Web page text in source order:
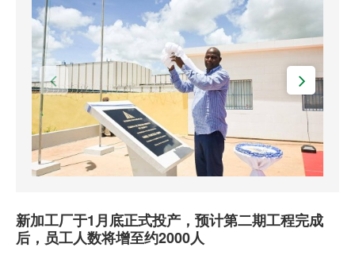
新加工厂于1月底正式投产，预计第二期工程完成
后，员工人数将增至约2000人